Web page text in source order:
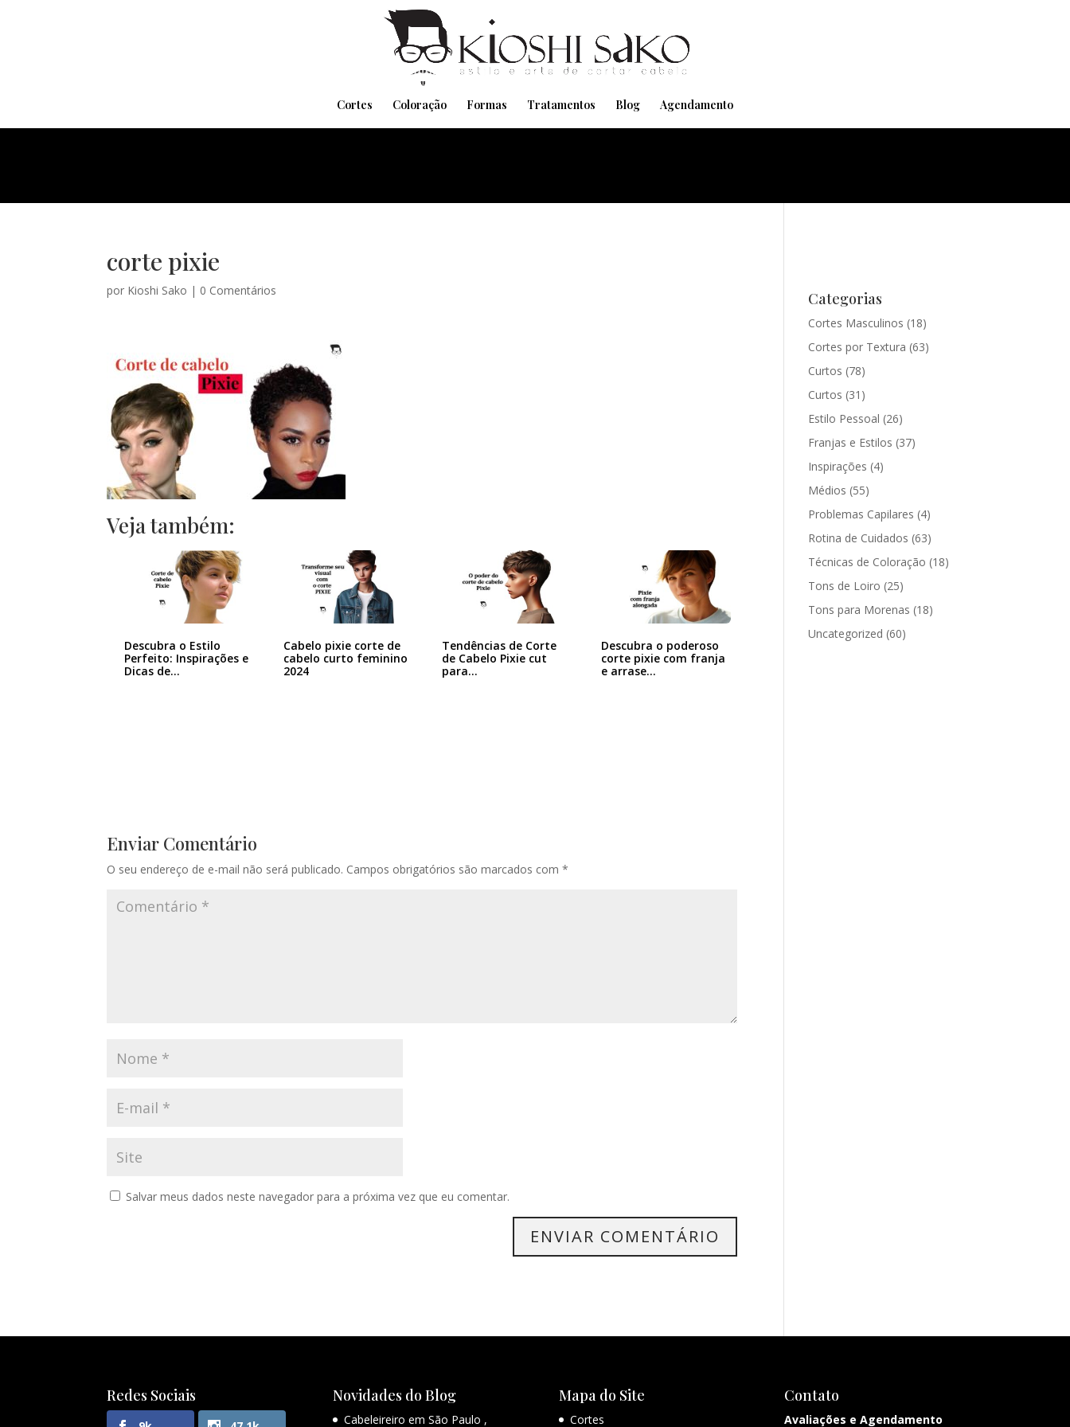
Cortes Coloração Formas Tratamentos Blog Agendamento
corte pixie
por Kioshi Sako | 0 Comentários
Veja também:
Descubra o Estilo
Perfeito: Inspirações e
Dicas de…
Cabelo pixie corte de
cabelo curto feminino
2024
Tendências de Corte
de Cabelo Pixie cut
para…
Descubra o poderoso
corte pixie com franja
e arrase…
Enviar Comentário
O seu endereço de e-mail não será publicado. Campos obrigatórios são marcados com*
Salvar meus dados neste navegador para a próxima vez que eu comentar.
Categorias
Cortes Masculinos (18)
Cortes por Textura (63)
Curtos (78)
Curtos (31)
Estilo Pessoal (26)
Franjas e Estilos (37)
Inspirações (4)
Médios (55)
Problemas Capilares (4)
Rotina de Cuidados (63)
Técnicas de Coloração (18)
Tons de Loiro (25)
Tons para Morenas (18)
Uncategorized (60)
Redes Sociais Novidades do Blog
Cabeleireiro em São Paulo ,
Mapa do Site
Cortes
Contato
Avaliações e Agendamento
Pensando em transformar seu Visual??
Agende pelo Whatsapp